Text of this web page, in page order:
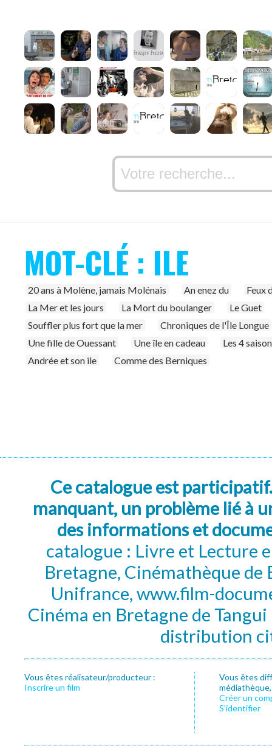
MOT-CLÉ : ILE
20 ans à Molène, jamais Molénais An enez du
Feux
La Mer et les jours
La Mort du boulanger
Le Guet
Souffler plus fort que la mer
Chroniques de l'Île Longue
Une fille de Ouessant
Une île en cadeau
Les 4
Andrée et son ile
Comme des Berniques
Ce catalogue est
manquant, un problème lié à
des informations et
catalogue : Livre et Lecture
Bretagne, Cinémathèque de
Unifrance, www.film-
Cinéma en Bretagne de
distribution
Vous êtes réalisateur/producteur :
Inscrire un film
Vous êtes
Créer un
S’identifier